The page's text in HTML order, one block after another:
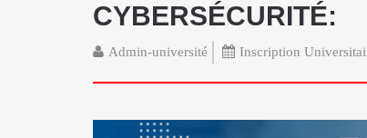
CYBERSÉCURITÉ:
Admin-université Inscription